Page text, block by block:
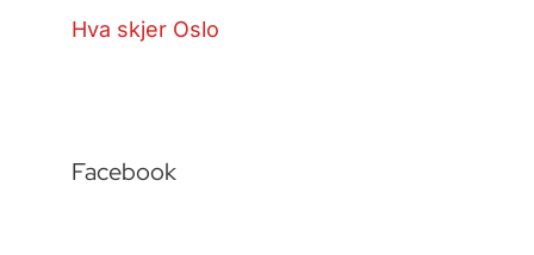
Hva skjer Oslo
Facebook